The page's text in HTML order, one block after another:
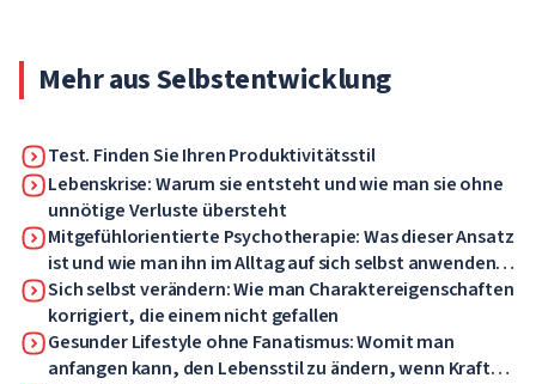
Mehr aus Selbstentwicklung
Test. Finden Sie Ihren Produktivitätsstil
Lebenskrise: Warum sie entsteht und wie man sie ohne
unnötige Verluste übersteht
Mitgefühlorientierte Psychotherapie: Was dieser Ansatz
ist und wie man ihn im Alltag auf sich selbst anwenden
kann
Sich selbst verändern: Wie man Charaktereigenschaften
korrigiert, die einem nicht gefallen
Gesunder Lifestyle ohne Fanatismus: Womit man
anfangen kann, den Lebensstil zu ändern, wenn Kraft